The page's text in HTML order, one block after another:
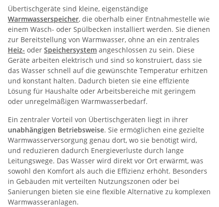
Übertischgeräte sind kleine, eigenständige
Warmwasserspeicher, die oberhalb einer Entnahmestelle wie
einem Wasch- oder Spülbecken installiert werden. Sie dienen
zur Bereitstellung von Warmwasser, ohne an ein zentrales
Heiz- oder Speichersystem angeschlossen zu sein. Diese
Geräte arbeiten elektrisch und sind so konstruiert, dass sie
das Wasser schnell auf die gewünschte Temperatur erhitzen
und konstant halten. Dadurch bieten sie eine effiziente
Lösung für Haushalte oder Arbeitsbereiche mit geringem
oder unregelmäßigen Warmwasserbedarf.
Ein zentraler Vorteil von Übertischgeräten liegt in ihrer
unabhängigen Betriebsweise. Sie ermöglichen eine gezielte
Warmwasserversorgung genau dort, wo sie benötigt wird,
und reduzieren dadurch Energieverluste durch lange
Leitungswege. Das Wasser wird direkt vor Ort erwärmt, was
sowohl den Komfort als auch die Effizienz erhöht. Besonders
in Gebäuden mit verteilten Nutzungszonen oder bei
Sanierungen bieten sie eine flexible Alternative zu komplexen
Warmwasseranlagen.